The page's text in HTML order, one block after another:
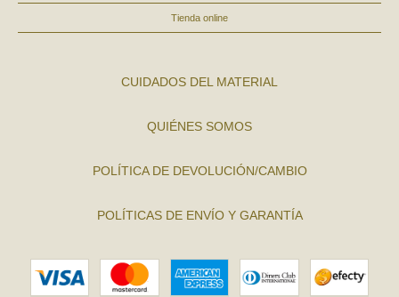
Tienda online
CUIDADOS DEL MATERIAL
QUIÉNES SOMOS
POLÍTICA DE DEVOLUCIÓN/CAMBIO
POLÍTICAS DE ENVÍO Y GARANTÍA